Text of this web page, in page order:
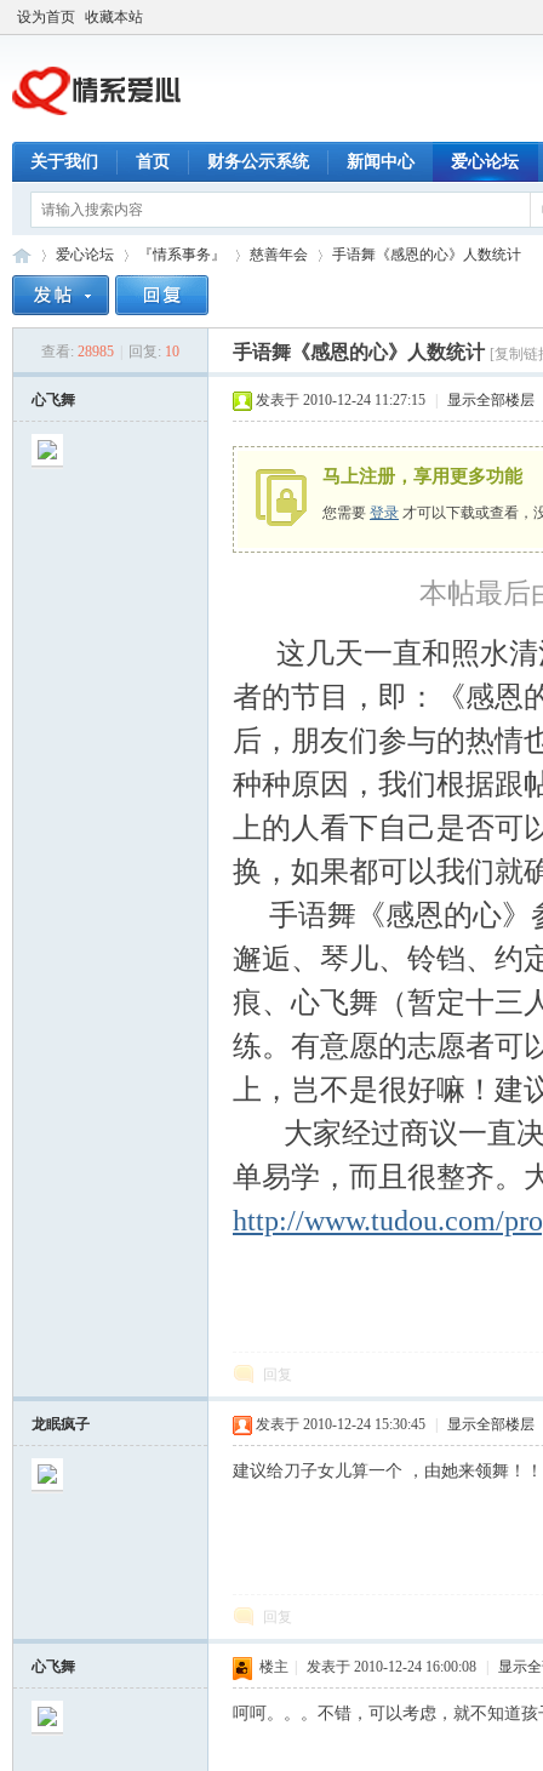
设为首页 收藏本站
关于我们 首页 财务公示系统 新闻中心 爱心论坛
爱心论坛 『情系事务』 慈善年会
›
手语舞《感恩的心》人数统计
查看: 28985 回复: 10 手语舞《感恩的心》人数统计 [复制链
心飞舞 发表于 2010-12-24 11:27:15 显示全部楼层
马上注册，享用更多功能
您需要 登录 才可以下载或查看，
本帖最后
这几天一直和照水
者的节目，即：《感恩
后，朋友们参与的热情
种种原因，我们根据跟
上的人看下自己是否
换，如果都可以我们就
手语舞《感恩的心》
邂逅、琴儿、铃铛、约
痕、心飞舞（暂定十三
练。有意愿的志愿者可
上，岂不是很好嘛！
大家经过商议一直决
单易学，而且很整齐。
http://www.tudou.com/
回复
龙眠疯子 发表于 2010-12-24 15:30:45 显示全部楼层
建议给刀子女儿算一个 ，由她来领舞！
回复
心飞舞 楼主 发表于 2010-12-24 16:00:08 显示
呵呵。。。不错，可以考虑，就不知道